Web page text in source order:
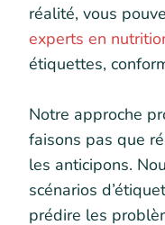
réalité, vous
experts en
étiquettes,
Notre approche
faisons pas que
les anticipons.
scénarios
prédire les